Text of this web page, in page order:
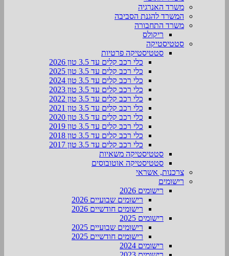
משרד האנרגיה
המשרד להגנת הסביבה
משרד התחבורה
ריקולס
סטטיסטיקה
סטטיסטיקה פרטיות
כלי רכב קלים עד 3.5 טון 2026
כלי רכב קלים עד 3.5 טון 2025
כלי רכב קלים עד 3.5 טון 2024
כלי רכב קלים עד 3.5 טון 2023
כלי רכב קלים עד 3.5 טון 2022
כלי רכב קלים עד 3.5 טון 2021
כלי רכב קלים עד 3.5 טון 2020
כלי רכב קלים עד 3.5 טון 2019
כלי רכב קלים עד 3.5 טון 2018
כלי רכב קלים עד 3.5 טון 2017
סטטיסטיקה משאיות
סטטיסטיקה אוטובוסים
צרכנות, אשראי
רישומים
רישומים 2026
רישומים שבועיים 2026
רישומים חודשיים 2026
רישומים 2025
רישומים שבועיים 2025
רישומים חודשיים 2025
רישומים 2024